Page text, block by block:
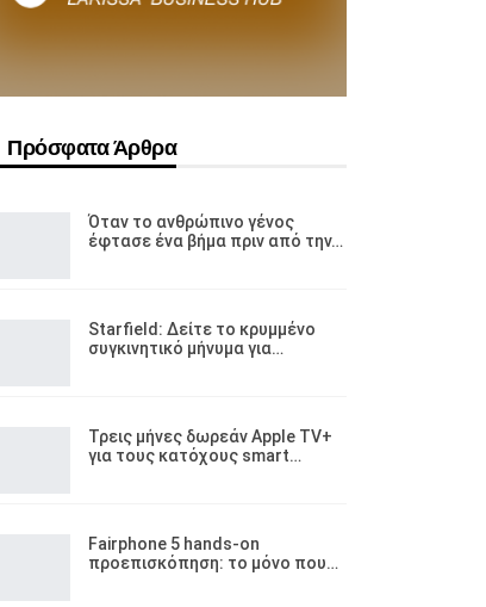
Πρόσφατα Άρθρα
Όταν το ανθρώπινο γένος
έφτασε ένα βήμα πριν από την…
Starfield: Δείτε το κρυμμένο
συγκινητικό μήνυμα για…
Τρεις μήνες δωρεάν Apple TV+
για τους κατόχους smart…
Fairphone 5 hands-on
προεπισκόπηση: το μόνο που…